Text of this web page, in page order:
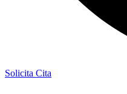
Solicita Cita